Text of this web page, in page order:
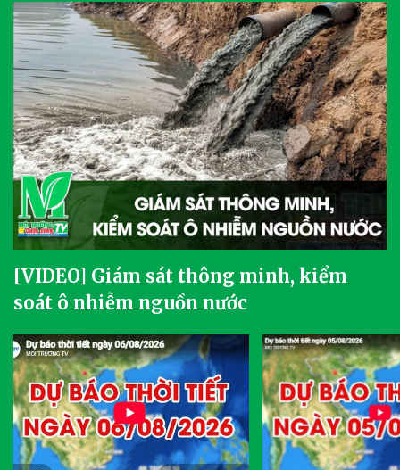
[VIDEO] Giám sát thông minh, kiểm
soát ô nhiễm nguồn nước